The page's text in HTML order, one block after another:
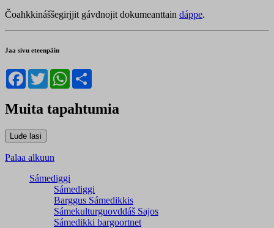
Čoahkkináššegirjjit gávdnojit dokumeanttain dáppe.
Jaa sivu eteenpäin
Facebook
TwitterWhatsApp
Muita tapahtumia
Palaa alkuun
Sámediggi
Sámediggi
Barggus Sámedikkis
Sámekulturguovddáš Sajos
Sámedikki bargoortnet